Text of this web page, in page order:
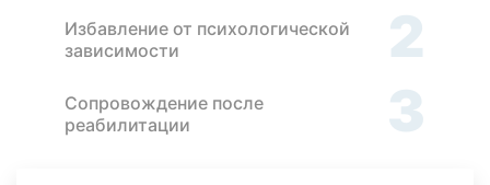
Избавление от психологической
зависимости
2
Сопровождение после
реабилитации
3